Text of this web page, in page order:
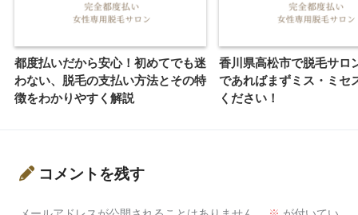
都度払いだから安心！初めてでも迷
わない、脱毛の支払い方法とその特
徴をわかりやすく解説
香川県高松市で脱毛サロ
であればまずミス・ミセ
ください！
コメントを残す